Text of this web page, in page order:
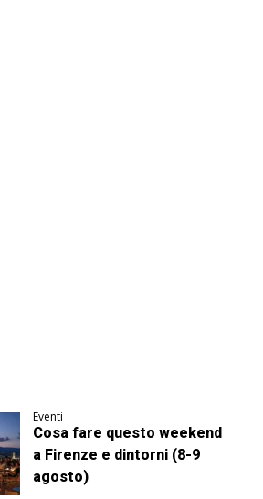
Eventi
Cosa fare questo weekend
a Firenze e dintorni (8-9
agosto)